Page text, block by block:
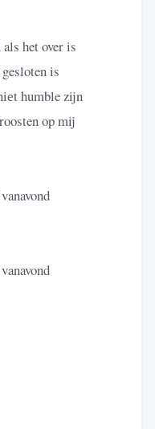
het over is
is
humble zijn
op mij